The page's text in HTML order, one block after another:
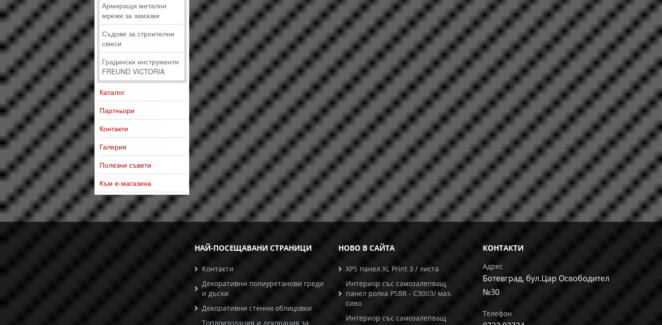
Армиращи метални
мрежи за замазки
Съдове за строителни
смеси
Градински инструменти
FREUND VICTORIA
Каталог
Партньори
Контакти
Галерия
Полезни съвети
Към е-магазина
НАЙ-ПОСЕЩАВАНИ СТРАНИЦИ
Контакти
Декоративни полиуретанови греди
и дъски
Декоративни стенни облицовки
Топлоизолация и декорация за
НОВО В САЙТА
XPS панел XL Print 3 / листа
Интериор със самозалепващ
панел ролка PSBR - C3003/ маз.
сиво
Интериор със самозалепващ
КОНТАКТИ
Адрес
Ботевград, бул.Цар Освободител
№30
Телефон